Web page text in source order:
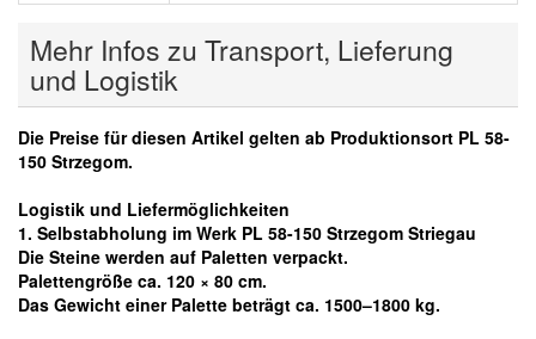
Mehr Infos zu Transport, Lieferung
und Logistik
Die Preise für diesen Artikel gelten ab Produktionsort PL 58-
150 Strzegom.
Logistik und Liefermöglichkeiten
1. Selbstabholung im Werk PL 58-150 Strzegom Striegau
Die Steine werden auf Paletten verpackt.
Palettengröße ca. 120 × 80 cm.
Das Gewicht einer Palette beträgt ca. 1500–1800 kg.